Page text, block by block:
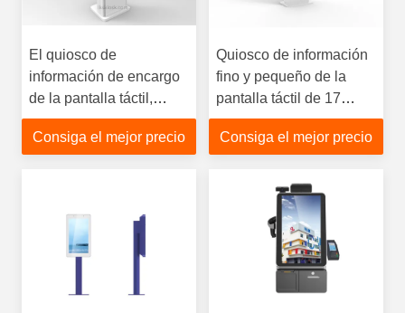
El quiosco de
información de encargo
de la pantalla táctil,
quiosco del indicador
digital para la reacción
Consiga el mejor precio
Quiosco de información
fino y pequeño de la
pantalla táctil de 17
pulgadas anti - vándalo
250cd/㎡
Consiga el mejor precio